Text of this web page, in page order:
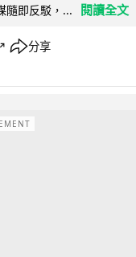
隨即反駁，...
閱讀全文
↗ 分享